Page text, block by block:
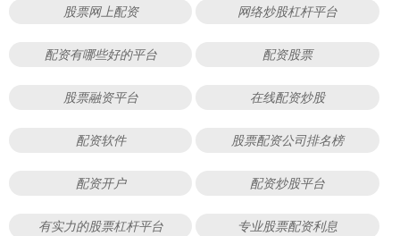
股票网上配资 网络炒股杠杆平台
配资有哪些好的平台 配资股票
股票融资平台 在线配资炒股
配资软件 股票配资公司排名榜
配资开户 配资炒股平台
有实力的股票杠杆平台 专业股票配资利息